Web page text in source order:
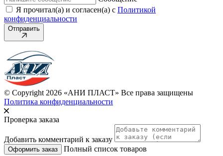
Я прочитал(а) и согласен(а) с Политикой
конфиденциальности
Отправить
© Copyright 2026 «АНИ ПЛАСТ» Все права защищены
Политика конфиденциальности
Проверка заказа
Добавить комментарий к заказу
Оформить заказ Полный список товаров